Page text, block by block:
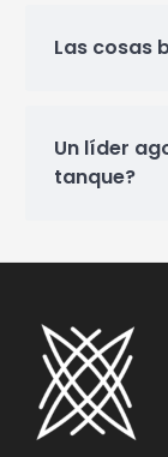
Las cosas
Un líder
tanque?